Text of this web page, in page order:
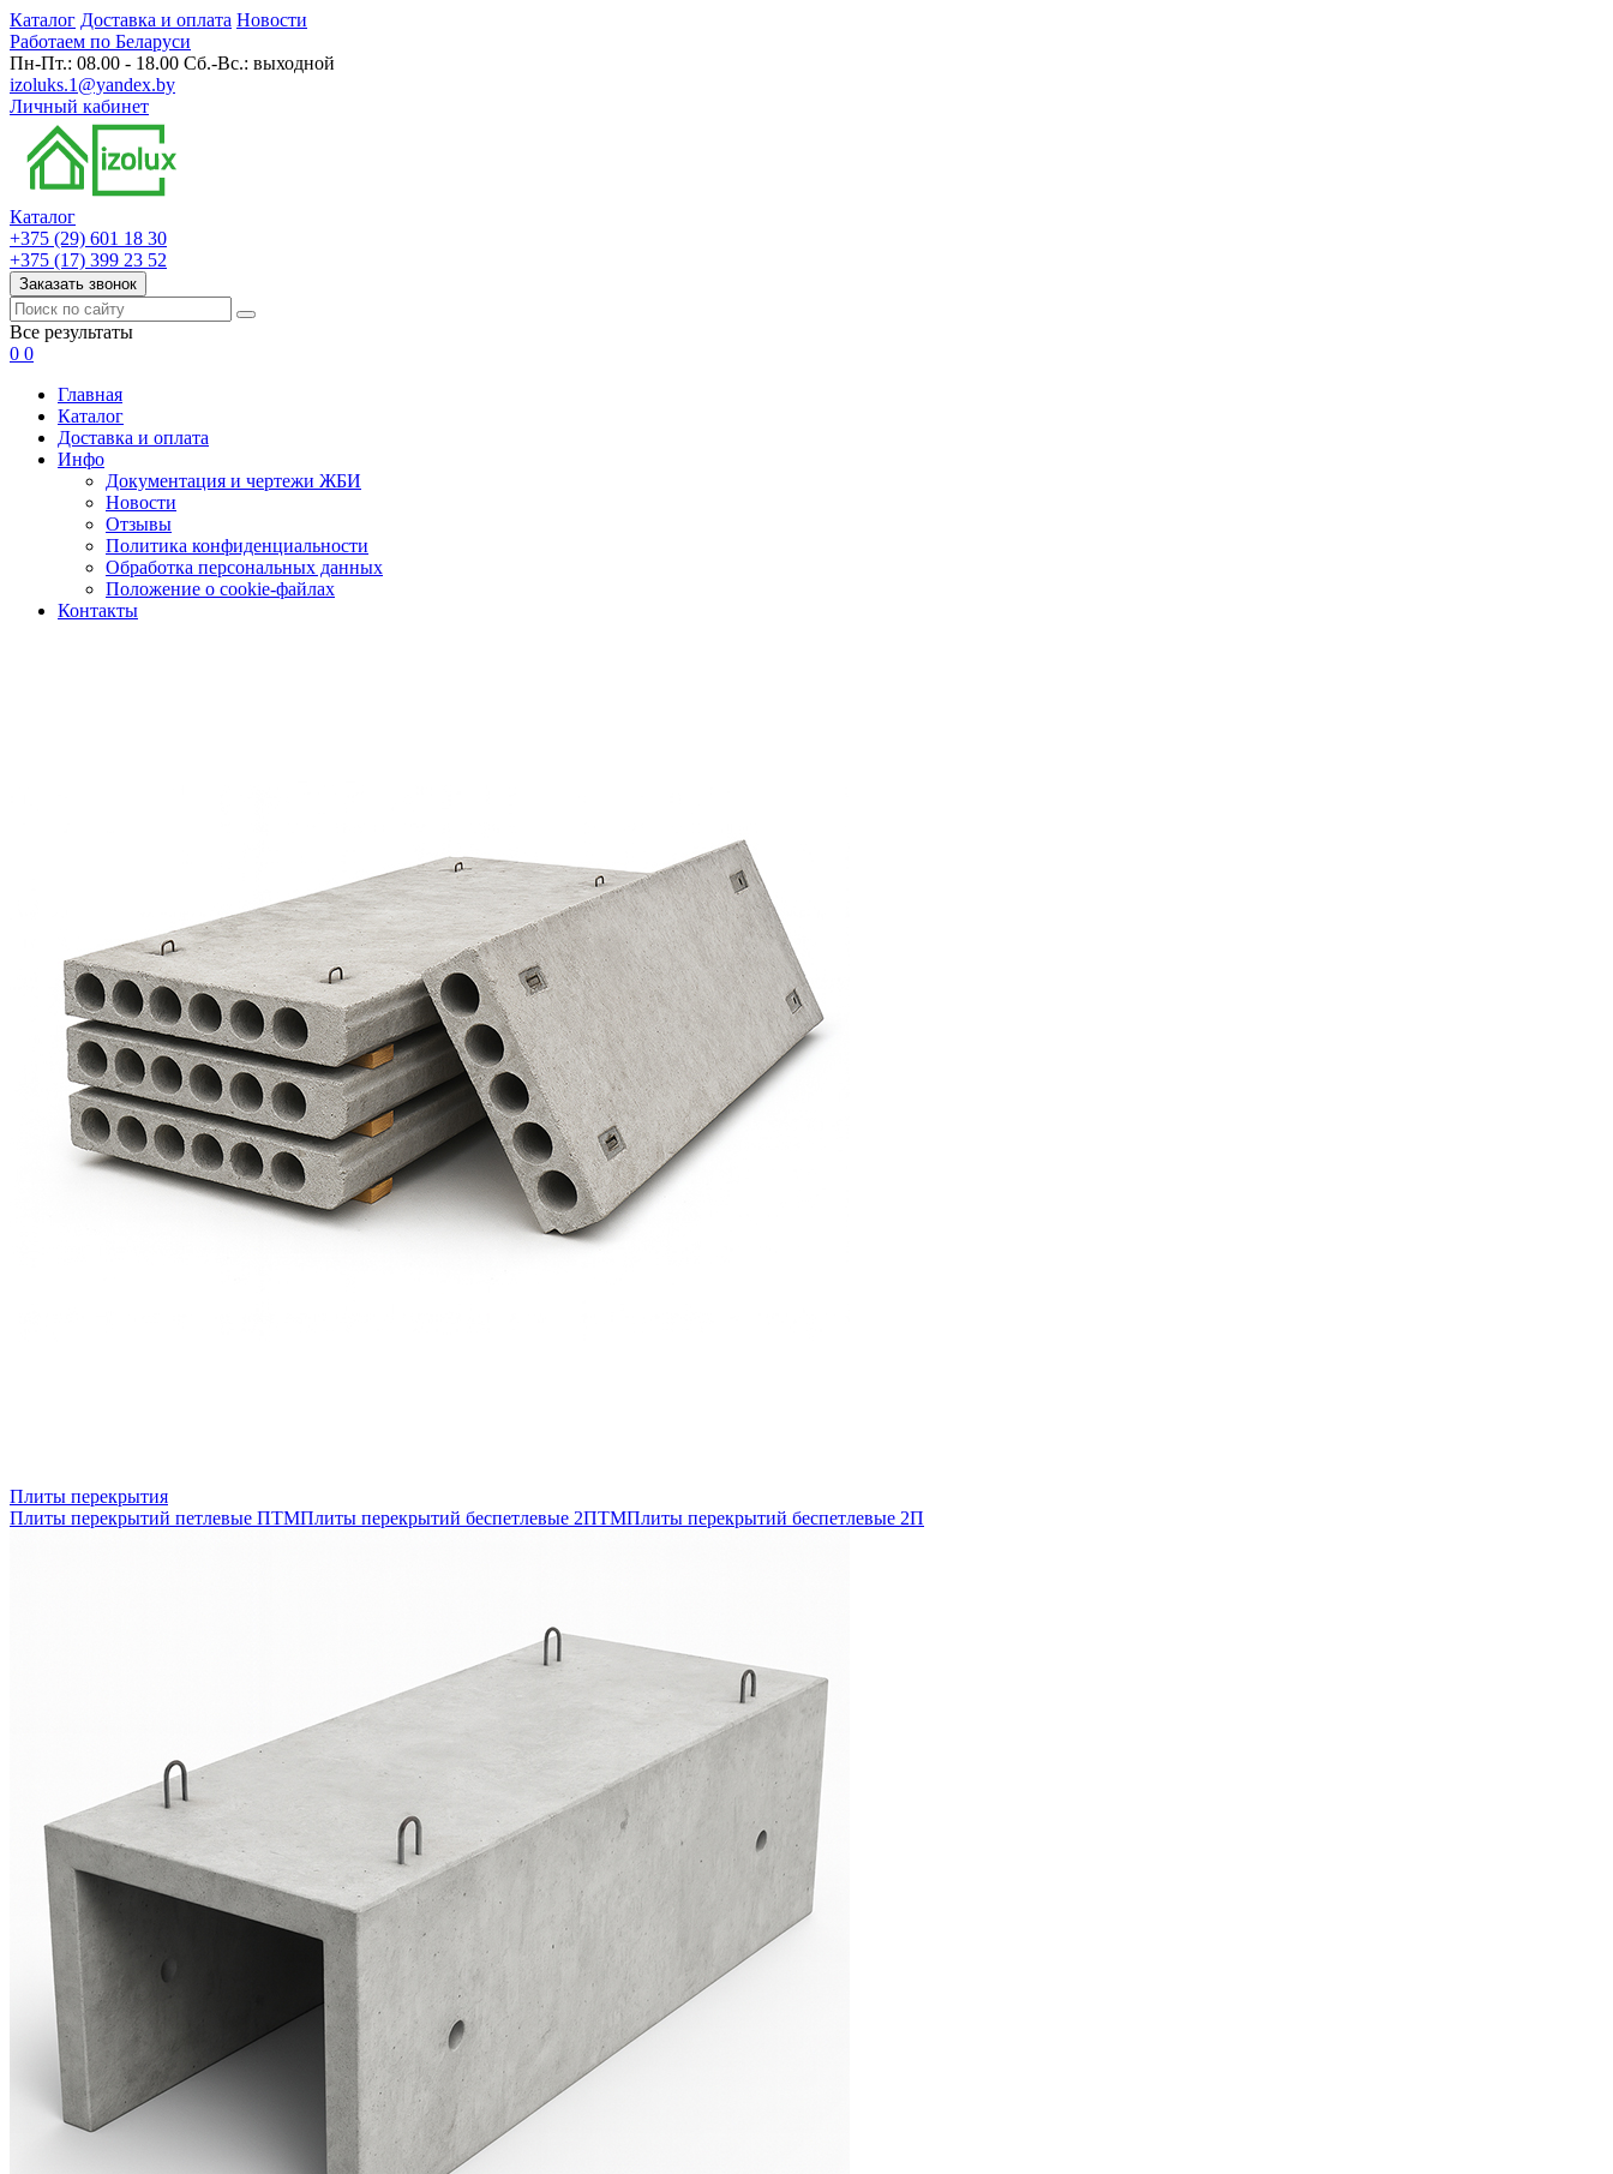
Каталог Доставка и оплата Новости
Работаем по Беларуси
Пн-Пт.: 08.00 - 18.00 Сб.-Вс.: выходной
izoluks.1@yandex.by
Личный кабинет
Каталог
+375 (29) 601 18 30
+375 (17) 399 23 52
Заказать звонок
Все результаты
0 0
Главная
Каталог
Доставка и оплата
Инфо
Документация и чертежи ЖБИ
Новости
Отзывы
Политика конфиденциальности
Обработка персональных данных
Положение о cookie-файлах
Контакты
Плиты перекрытия
Плиты перекрытий петлевые ПТМПлиты перекрытий беспетлевые 2ПТМПлиты перекрытий беспетлевые 2П